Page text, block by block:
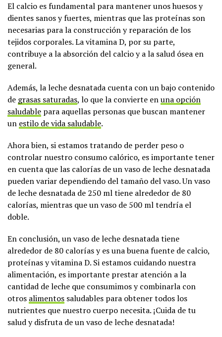
El calcio es fundamental para mantener unos huesos y
dientes sanos y fuertes, mientras que las proteínas son
necesarias para la construcción y reparación de los
tejidos corporales. La vitamina D, por su parte,
contribuye a la absorción del calcio y a la salud ósea en
general.
Además, la leche desnatada cuenta con un bajo contenido
de grasas saturadas, lo que la convierte enuna opción
saludable para aquellas personas que buscan mantener
un estilo de vida saludable.
Ahora bien, si estamos tratando de perder peso o
controlar nuestro consumo calórico, es importante tener
en cuenta que las calorías de un vaso de leche desnatada
pueden variar dependiendo del tamaño del vaso. Un vaso
de leche desnatada de 250 ml tiene alrededor de 80
calorías, mientras que un vaso de 500 ml tendría el
doble.
En conclusión, un vaso de leche desnatada tiene
alrededor de 80 calorías y es una buena fuente de calcio,
proteínas y vitamina D. Si estamos cuidando nuestra
alimentación, es importante prestar atención a la
cantidad de leche que consumimos y combinarla con
otros alimentos saludables para obtener todos los
nutrientes que nuestro cuerpo necesita. ¡Cuida de tu
salud y disfruta de un vaso de leche desnatada!